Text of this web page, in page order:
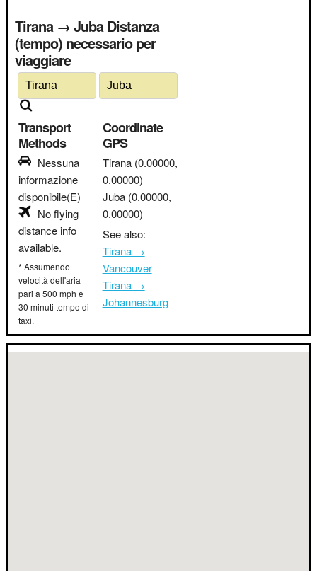
Tirana → Juba Distanza
(tempo) necessario per
viaggiare
Transport
Methods
Nessuna
informazione
disponibile(E)
No flying
distance info
available.
* Assumendo
velocità dell'aria
pari a 500 mph e
30 minuti tempo di
taxi.
Coordinate
GPS
Tirana (0.00000,
0.00000)
Juba (0.00000,
0.00000)
See also:
Tirana →
Vancouver
Tirana →
Johannesburg